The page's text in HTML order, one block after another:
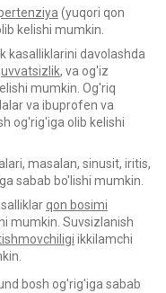
(yuqori qon
kelishi mumkin.
kasalliklarini davolashda
, va og'iz
mumkin. Og'riq
va ibuprofen va
og'rig'iga olib kelishi
masalan, sinusit, iritis,
sabab bo'lishi mumkin.
qon bosimi
mumkin. Suvsizlanish
ikkilamchi
bosh og'rig'iga sabab